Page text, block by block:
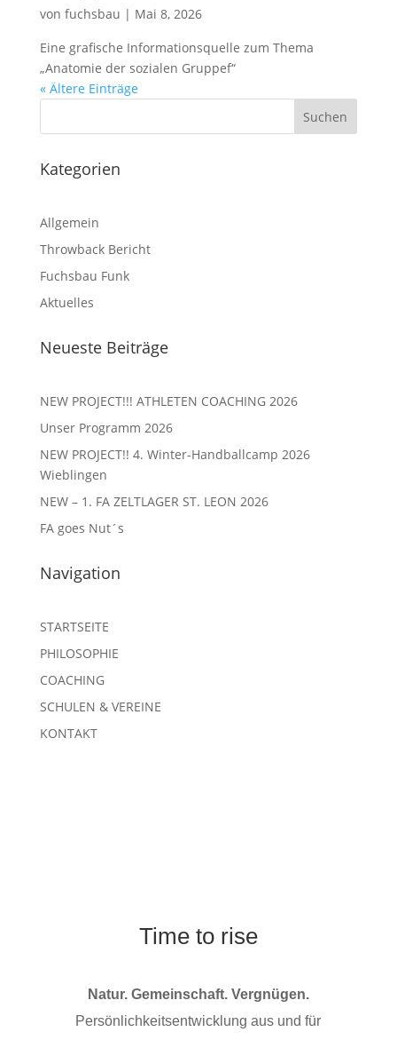
von fuchsbau | Mai 8, 2026
Eine grafische Informationsquelle zum Thema
„Anatomie der sozialen Gruppef“
« Ältere Einträge
Kategorien
Allgemein
Throwback Bericht
Fuchsbau Funk
Aktuelles
Neueste Beiträge
NEW PROJECT!!! ATHLETEN COACHING 2026
Unser Programm 2026
NEW PROJECT!! 4. Winter-Handballcamp 2026
Wieblingen
NEW – 1. FA ZELTLAGER ST. LEON 2026
FA goes Nut´s
Navigation
STARTSEITE
PHILOSOPHIE
COACHING
SCHULEN & VEREINE
KONTAKT
Time to rise
Natur. Gemeinschaft. Vergnügen.
Persönlichkeitsentwicklung aus und für